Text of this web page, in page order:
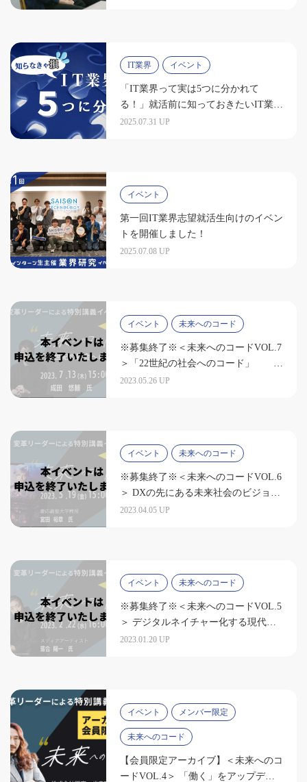
IT業界 イベント
「IT業界って実は5つに分かれて
る！」就活前に知っておきたいIT業界
の全体像と職種のリアル
2025.07.31 UP
イベント
第一回IT業界志望就活生向けのイベン
トを開催しました！
2025.07.08 UP
イベント 未来へのコード
※募集終了※＜未来へのコードVOL.7
＞「22世紀の社会へのコード」
（登壇者：成田悠輔氏）
2023.05.26 UP
イベント 未来へのコード
※募集終了※＜未来へのコードVOL.6
＞ DXの先にある未来社会のビジョン
（登壇者：宮田 裕章氏）
2023.04.05 UP
イベント 未来へのコード
※募集終了※＜未来へのコードVOL.5
＞ デジタルネイチャー化する現代で
喜びを共有していくためには （登壇
2023.01.20 UP
イベント メンバー限定
未来へのコード
【会員限定アーカイブ】＜未来へのコ
ードVOL.4＞ 「働く」をアップデー